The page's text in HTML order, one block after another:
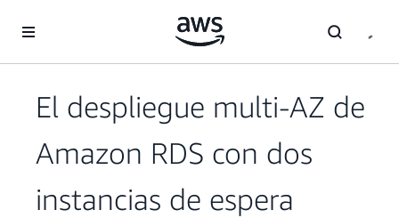
El despliegue multi-AZ de
Amazon RDS con dos
instancias de espera